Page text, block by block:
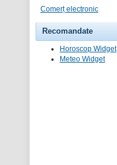
Comerț electronic
Recomandate
Horoscop Widget
Meteo Widget